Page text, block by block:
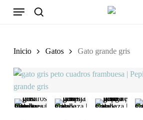
MenuCart
Cart
Inicio Gatos Gato grande gris